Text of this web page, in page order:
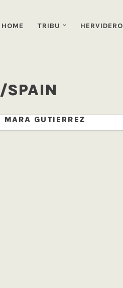
HOME TRIBU HERVIDERO
/SPAIN
MARA GUTIERREZ